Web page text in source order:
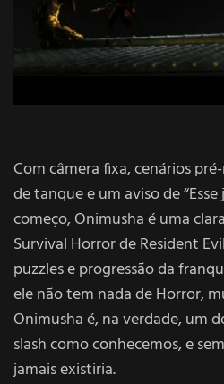
Com câmera fixa, cenários
de tanque e um aviso de
começo, Onimusha é uma
Survival Horror de Resident
puzzles e progressão da
ele não tem nada de Horror,
Onimusha é, na verdade, um
slash como conhecemos, e
jamais existiria.